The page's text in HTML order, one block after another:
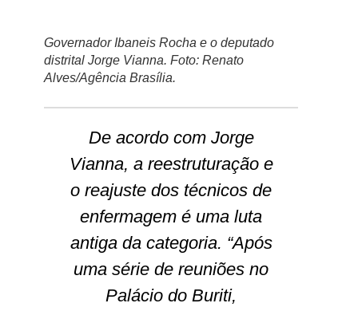
Governador Ibaneis Rocha e o deputado
distrital Jorge Vianna. Foto: Renato
Alves/Agência Brasília.
De acordo com Jorge
Vianna, a reestruturação e
o reajuste dos técnicos de
enfermagem é uma luta
antiga da categoria. “Após
uma série de reuniões no
Palácio do Buriti,